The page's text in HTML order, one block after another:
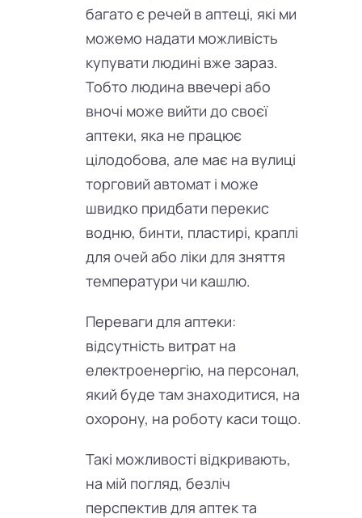
багато є речей в аптеці, які ми
можемо надати можливість
купувати людині вже зараз.
Тобто людина ввечері або
вночі може вийти до своєї
аптеки, яка не працює
цілодобова, але має на вулиці
торговий автомат і може
швидко придбати перекис
водню, бинти, пластирі, краплі
для очей або ліки для зняття
температури чи кашлю.
Переваги для аптеки:
відсутність витрат на
електроенергію, на персонал,
який буде там знаходитися, на
охорону, на роботу каси тощо.
Такі можливості відкривають,
на мій погляд, безліч
перспектив для аптек та